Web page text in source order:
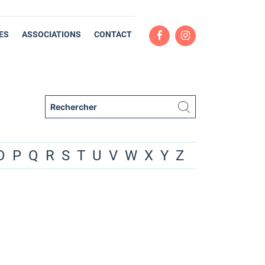
ASSOCIATIONS CONTACT
P Q R S T U V W X Y Z